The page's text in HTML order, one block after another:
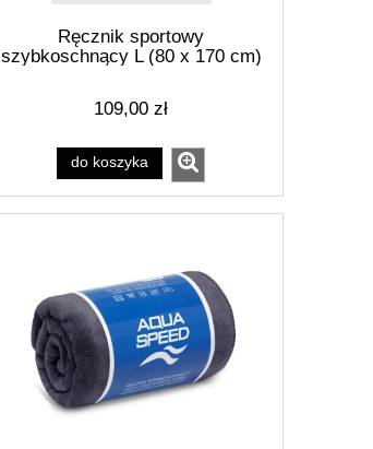
Ręcznik sportowy
szybkoschnący L (80 x 170 cm)
109,00 zł
do koszyka